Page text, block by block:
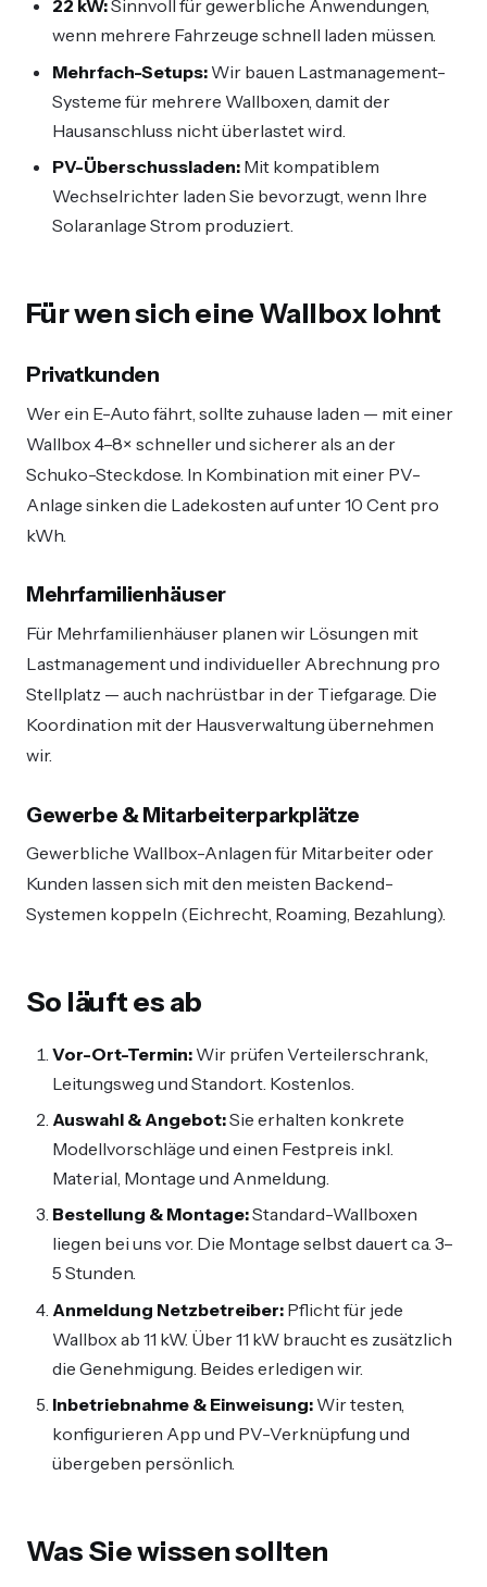
22 kW:Sinnvoll für gewerbliche Anwendungen,
wenn mehrere Fahrzeuge schnell laden müssen.
Mehrfach-Setups: Wir bauen Lastmanagement-
Systeme für mehrere Wallboxen, damit der
Hausanschluss nicht überlastet wird.
PV-Überschussladen: Mit kompatiblem
Wechselrichter laden Sie bevorzugt, wenn Ihre
Solaranlage Strom produziert.
Für wen sich eine Wallbox lohnt
Privatkunden
Wer ein E-Auto fährt, sollte zuhause laden — mit einer
Wallbox 4–8× schneller und sicherer als an der
Schuko-Steckdose. In Kombination mit einer PV-
Anlage sinken die Ladekosten auf unter 10 Cent pro
kWh.
Mehrfamilienhäuser
Für Mehrfamilienhäuser planen wir Lösungen mit
Lastmanagement und individueller Abrechnung pro
Stellplatz — auch nachrüstbar in der Tiefgarage. Die
Koordination mit der Hausverwaltung übernehmen
wir.
Gewerbe & Mitarbeiterparkplätze
Gewerbliche Wallbox-Anlagen für Mitarbeiter oder
Kunden lassen sich mit den meisten Backend-
Systemen koppeln (Eichrecht, Roaming, Bezahlung).
So läuft es ab
Vor-Ort-Termin: Wir prüfen Verteilerschrank,
Leitungsweg und Standort. Kostenlos.
Auswahl & Angebot:Sie erhalten konkrete
Modellvorschläge und einen Festpreis inkl.
Material, Montage und Anmeldung.
Bestellung & Montage:Standard-Wallboxen
liegen bei uns vor. Die Montage selbst dauert ca. 3–
5 Stunden.
Anmeldung Netzbetreiber: Pflicht für jede
Wallbox ab 11 kW. Über 11 kW braucht es zusätzlich
die Genehmigung. Beides erledigen wir.
Inbetriebnahme & Einweisung: Wir testen,
konfigurieren App und PV-Verknüpfung und
übergeben persönlich.
Was Sie wissen sollten